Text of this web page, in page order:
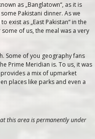
as „Banglatown“, as it is
Pakistani dinner. As we
exist as „East Pakistan“ in the
of us, the meal was a very
Some of you geography fans
Prime Meridian is. To us, it was
a mix of upmarket
places like parks and even a
this area is permanently under